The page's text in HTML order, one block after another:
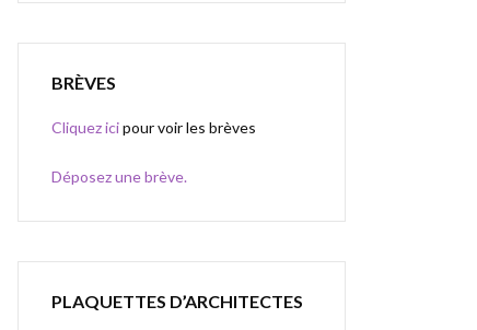
BRÈVES
Cliquez icipour voir les brèves
Déposez une brève.
PLAQUETTES D’ARCHITECTES